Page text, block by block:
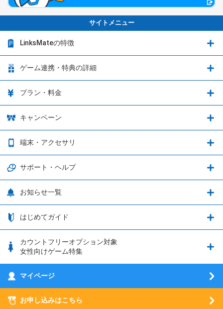
サイトメニュー
LinksMateの特徴
LinksMateの特徴
音声通話料金がもっとオトクに
データ通信容量繰り越し
通信エリアと通信速度状況
つながる端末保証
フィルタリングアプリ
5G回線オプションについて
LINE年齢認証について
ゲーム連携・特典の詳細
ゲーム連携・特典の詳細
ブレイブソード×ブレイズソウル
ウマ娘 プリティーダービー
プリンセスコネクト！Re:Dive
釣り★スタ
ウマスクについて
プラン・料金
プラン・料金
3種類のSIMタイプ
日割り計算
キャンペーン
お得なキャンペーン実施中！
OPPO端末購入キャンペーン第5弾
端末・アクセサリ
端末・アクセサリ
iPhone利用について
動作確認済み端末一覧
サポート・ヘルプ
サポート・ヘルプ
nanoSIM･microSIM･通常SIMの初期設定方法
eSIMの初期設定方法
MVNOのギモンを解消！
お知らせ一覧
お知らせ一覧
はじめてガイド
はじめてガイド
SIMサービスについて
SIMロック解除ガイド
カウントフリーオプション対象
女性向けゲーム特集
刀剣乱舞-ONLINE- Pocket
マイページ
お申し込みはこちら